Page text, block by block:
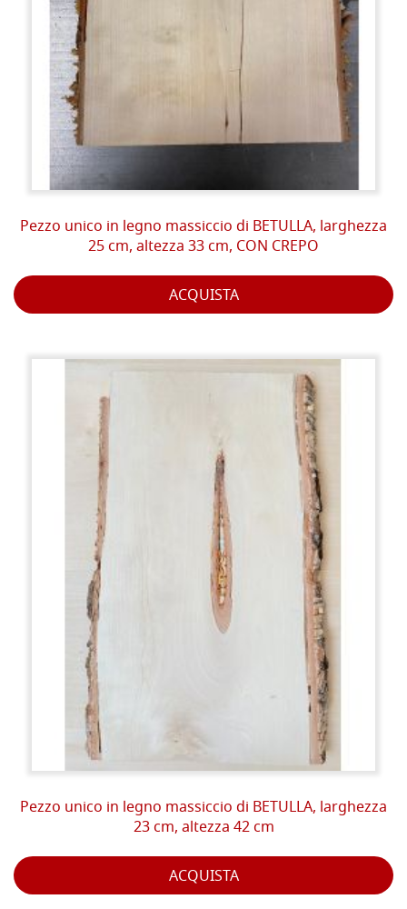
Pezzo unico in legno massiccio di BETULLA, larghezza
25 cm, altezza 33 cm, CON CREPO
ACQUISTA
Pezzo unico in legno massiccio di BETULLA, larghezza
23 cm, altezza 42 cm
ACQUISTA